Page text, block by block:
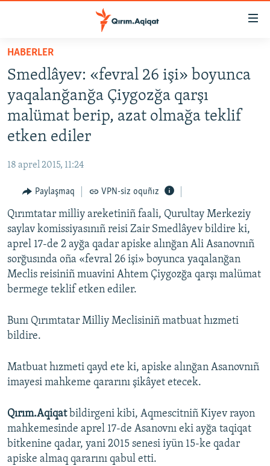
Esas
qaytmaq
Baş
navigatsiyağa
qaytmaq
Qıdıruvğa
HABERLER
SİYASET
İQTİSADİYAT
CEMİYET
İNSAN AQLARI
VİDEO
SÜRET
BLOGLAR
FİKİR
Русский
Українською
HABERLER
Smedlâyev: «fevral 26 işi» boyunca
yaqalanğanğa Çiygozğa qarşı
malümat berip, azat olmağa teklif
etken ediler
18 aprel 2015, 11:24
Paylaşmaq VPN-siz oquñız
Qırımtatar milliy areketiniñ faali, Qurultay Merkeziy
saylav komissiyasınıñ reisi Zair Smedlâyev bildire ki,
aprel 17-de 2 ayğa qadar apiske alınğan Ali Asanovnıñ
sorğusında oña «fevral 26 işi» boyunca yaqalanğan
Meclis reisiniñ muavini Ahtem Çiygozğa qarşı malümat
bermege teklif etken ediler.
Bunı Qırımtatar Milliy Meclisiniñ matbuat hızmeti
bildire.
Matbuat hızmeti qayd ete ki, apiske alınğan Asanovnıñ
imayesi mahkeme qararını şikâyet etecek.
Qırım.Aqiqat bildirgeni kibi, Aqmescitniñ Kiyev rayon
mahkemesinde aprel 17-de Asanovnı eki ayğa taqiqat
bitkenine qadar, yani 2015 senesi iyün 15-ke qadar
apiske almaq qararını qabul etti.